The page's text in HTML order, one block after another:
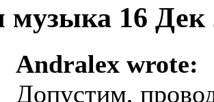
музыка 16 Дек
Andralex wrote:
Допустим,